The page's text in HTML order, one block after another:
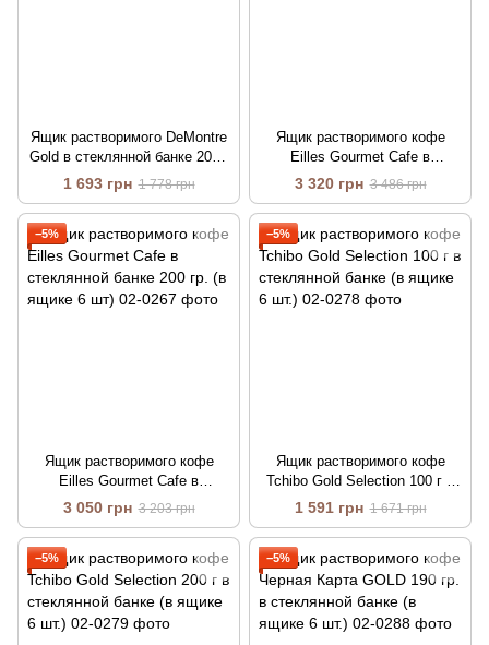
Ящик растворимого DeMontre
Gold в стеклянной банке 200 г
(в ящике 6 шт)
1 693 грн 1 778 грн
Ящик растворимого кофе
Eilles Gourmet Cafe в
стеклянной банке 100 гр. (в
ящике 12 шт)
3 320 грн 3 486 грн
−5%
Ящик растворимого кофе
Eilles Gourmet Cafe в
стеклянной банке 200 гр. (в
ящике 6 шт)
3 050 грн 3 203 грн
−5%
Ящик растворимого кофе
Tchibo Gold Selection 100 г в
стеклянной банке (в ящике 6
шт.)
1 591 грн 1 671 грн
−5% −5%